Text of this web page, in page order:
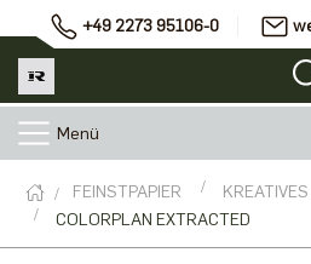
+49 2273 95106-0
Menü
FEINSTPAPIER
COLORPLAN EXTRACTED